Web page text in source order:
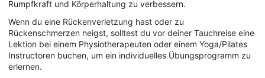
Rumpfkraft und Körperhaltung zu verbessern.
Wenn du eine Rückenverletzung hast oder zu
Rückenschmerzen neigst, solltest du vor deiner Tauchreise eine
Lektion bei einem Physiotherapeuten oder einem Yoga/Pilates
Instructoren buchen, um ein individuelles Übungsprogramm zu
erlernen.